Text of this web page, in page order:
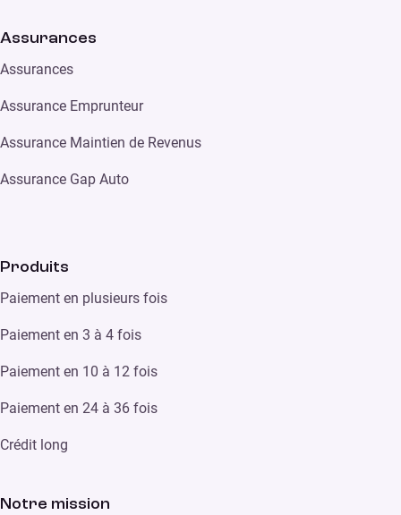
Assurances
Assurances
Assurance Emprunteur
Assurance Maintien de Revenus
Assurance Gap Auto
Produits
Paiement en plusieurs fois
Paiement en 3 à 4 fois
Paiement en 10 à 12 fois
Paiement en 24 à 36 fois
Crédit long
Notre mission